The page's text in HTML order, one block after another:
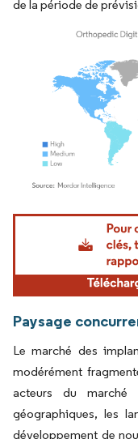
de la période de
Image © Mordor
Paysage
Le marché des
modérément
acteurs du marché
géographiques, les
développement de